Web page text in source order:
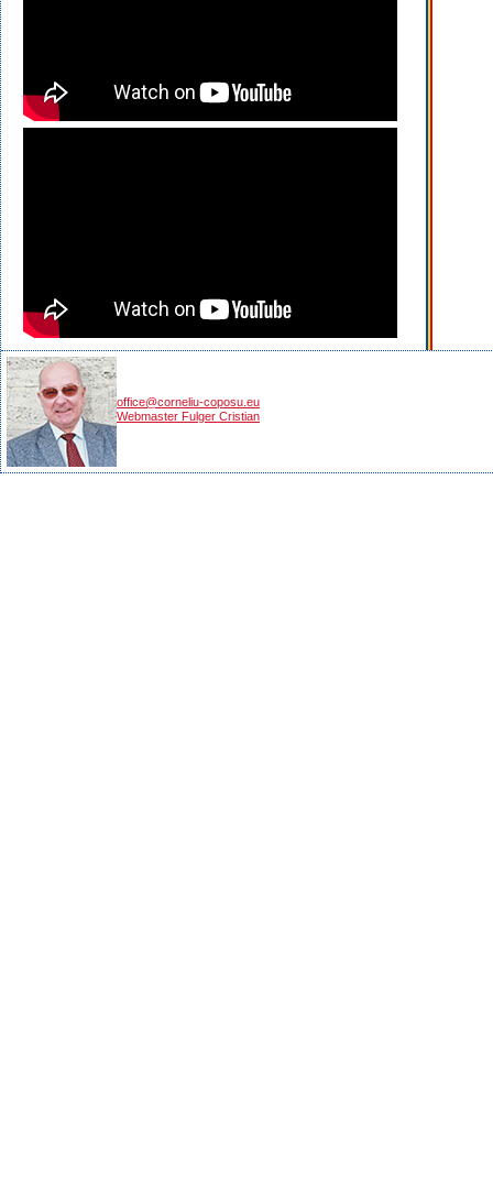
office@corneliu-coposu.eu
Webmaster Fulger Cristian